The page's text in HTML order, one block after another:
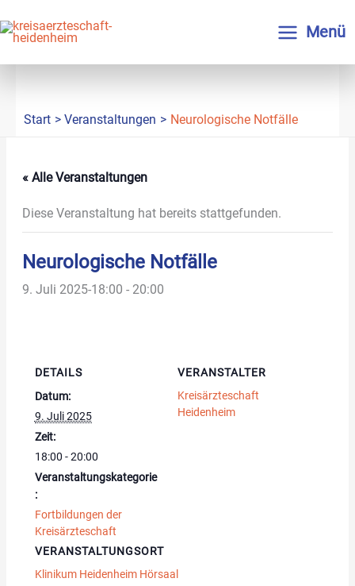
Inhalt
springen
Menü
Start Veranstaltungen Neurologische Notfälle
« Alle Veranstaltungen
Diese Veranstaltung hat bereits stattgefunden.
Neurologische Notfälle
9. Juli 2025-18:00 - 20:00
DETAILS
Datum:
9. Juli 2025
Zeit:
18:00 - 20:00
Veranstaltungskategorie
:
Fortbildungen der
Kreisärzteschaft
VERANSTALTUNGSORT
Klinikum Heidenheim Hörsaal
VERANSTALTER
Kreisärzteschaft
Heidenheim